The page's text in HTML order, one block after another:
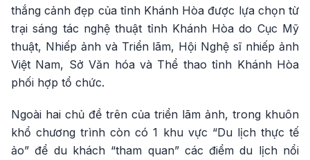
thắng cảnh đẹp của tỉnh Khánh Hòa được lựa chọn từ
trại sáng tác nghệ thuật tỉnh Khánh Hòa do Cục Mỹ
thuật, Nhiếp ảnh và Triển lãm, Hội Nghệ sĩ nhiếp ảnh
Việt Nam, Sở Văn hóa và Thể thao tỉnh Khánh Hòa
phối hợp tổ chức.
Ngoài hai chủ đề trên của triển lãm ảnh, trong khuôn
khổ chương trình còn có 1 khu vực “Du lịch thực tế
ảo” để du khách “tham quan” các điểm du lịch nổi